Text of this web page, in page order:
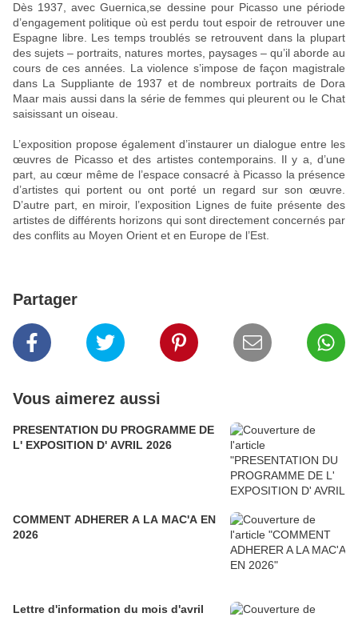
Dès 1937, avecGuernica,se dessine pour Picasso une période
d’engagement politique où est perdu tout espoir de retrouver une
Espagne libre. Les temps troublés se retrouvent dans la plupart
des sujets – portraits, natures mortes, paysages – qu’il aborde au
cours de ces années. La violence s’impose de façon magistrale
dans La Suppliante de 1937 et de nombreux portraits de Dora
Maar mais aussi dans la série de femmes qui pleurent ou le Chat
saisissant un oiseau
L’exposition propose également d’instaurer un dialogue entre les
œuvres de Picasso et des artistes contemporains. Il y a, d’une
part, au cœur même de l’espace consacré à Picasso la présence
d’artistes qui portent ou ont porté un regard sur son œuvre.
D’autre part, en miroir, l’exposition Lignes de fuite présente des
artistes de différents horizons qui sont directement concernés par
des conflits au Moyen Orient et en Europe de l’Est.
Partager
Vous aimerez aussi
PRESENTATION DU PROGRAMME DE
L' EXPOSITION D' AVRIL 2026
COMMENT ADHERER A LA MAC'A EN
2026
Lettre d'information du mois d'avril